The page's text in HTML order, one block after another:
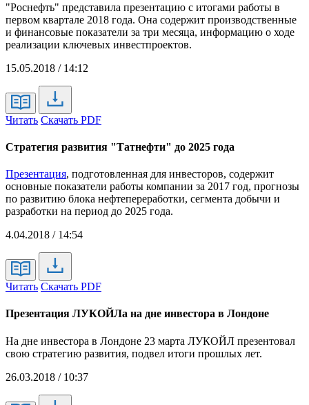
"Роснефть" представила презентацию с итогами работы в
первом квартале 2018 года. Она содержит производственные
и финансовые показатели за три месяца, информацию о ходе
реализации ключевых инвестпроектов.
15.05.2018 / 14:12
Читать Скачать PDF
Стратегия развития "Татнефти" до 2025 года
Презентация, подготовленная для инвесторов, содержит
основные показатели работы компании за 2017 год, прогнозы
по развитию блока нефтепереработки, сегмента добычи и
разработки на период до 2025 года.
4.04.2018 / 14:54
Читать Скачать PDF
Презентация ЛУКОЙЛа на дне инвестора в Лондоне
На дне инвестора в Лондоне 23 марта ЛУКОЙЛ презентовал
свою стратегию развития, подвел итоги прошлых лет.
26.03.2018 / 10:37